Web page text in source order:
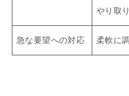
やり取り
急な要望への対応 柔軟に